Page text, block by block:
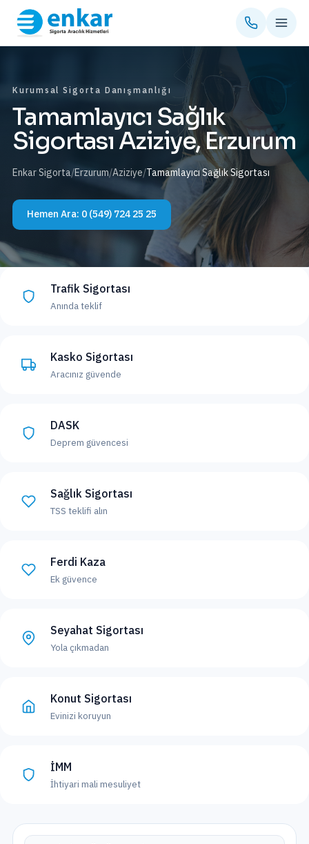
Kurumsal Sigorta Danışmanlığı
Tamamlayıcı Sağlık
Sigortası Aziziye, Erzurum
Enkar Sigorta/Erzurum/Aziziye/Tamamlayıcı Sağlık Sigortası
Hemen Ara: 0 (549) 724 25 25
Trafik Sigortası
Anında teklif
Kasko Sigortası
Aracınız güvende
DASK
Deprem güvencesi
Sağlık Sigortası
TSS teklifi alın
Ferdi Kaza
Ek güvence
Seyahat Sigortası
Yola çıkmadan
Konut Sigortası
Evinizi koruyun
İMM
İhtiyari mali mesuliyet